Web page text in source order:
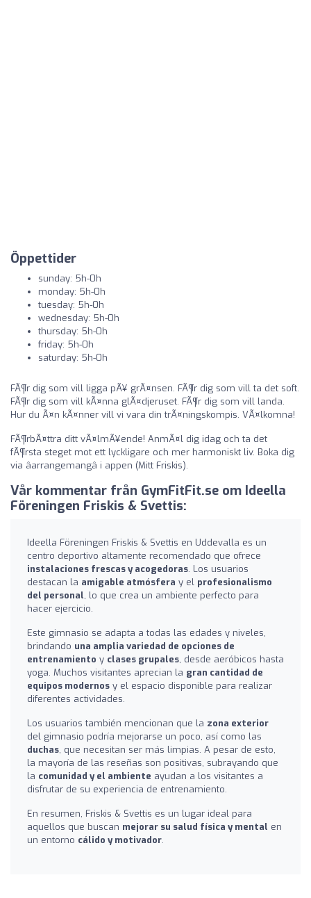
Öppettider
sunday: 5h-0h
monday: 5h-0h
tuesday: 5h-0h
wednesday: 5h-0h
thursday: 5h-0h
friday: 5h-0h
saturday: 5h-0h
FÃ¶r dig som vill ligga pÃ¥ grÃ¤nsen. FÃ¶r dig som vill ta det soft.
FÃ¶r dig som vill kÃ¤nna glÃ¤djeruset. FÃ¶r dig som vill landa.
Hur du Ã¤n kÃ¤nner vill vi vara din trÃ¤ningskompis. VÃ¤lkomna!
FÃ¶rbÃ¤ttra ditt vÃ¤lmÃ¥ende! AnmÃ¤l dig idag och ta det
fÃ¶rsta steget mot ett lyckligare och mer harmoniskt liv. Boka dig
via âarrangemangâ i appen (Mitt Friskis).
Vår kommentar från GymFitFit.se om Ideella
Föreningen Friskis & Svettis:
Ideella Föreningen Friskis & Svettis en Uddevalla es un
centro deportivo altamente recomendado que ofrece
instalaciones frescas y acogedoras. Los usuarios
destacan la amigable atmósfera y el profesionalismo
del personal, lo que crea un ambiente perfecto para
hacer ejercicio.
Este gimnasio se adapta a todas las edades y niveles,
brindando una amplia variedad de opciones de
entrenamiento y clases grupales, desde aeróbicos hasta
yoga. Muchos visitantes aprecian la gran cantidad de
equipos modernos y el espacio disponible para realizar
diferentes actividades.
Los usuarios también mencionan que la zona exterior
del gimnasio podría mejorarse un poco, así como las
duchas, que necesitan ser más limpias. A pesar de esto,
la mayoría de las reseñas son positivas, subrayando que
la comunidad y el ambiente ayudan a los visitantes a
disfrutar de su experiencia de entrenamiento.
En resumen, Friskis & Svettis es un lugar ideal para
aquellos que buscan mejorar su salud física y mental en
un entorno cálido y motivador.